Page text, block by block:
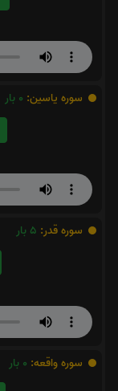
سوره یاسین: 0 بار
سوره قدر: 5 بار
سوره واقعه: 0 بار